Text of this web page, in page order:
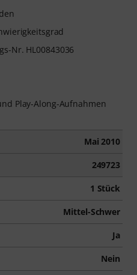
Nr. HL00843036
Play-Along-Aufnahmen
Mai 2010
249723
1 Stück
Mittel-Schwer
Ja
Nein